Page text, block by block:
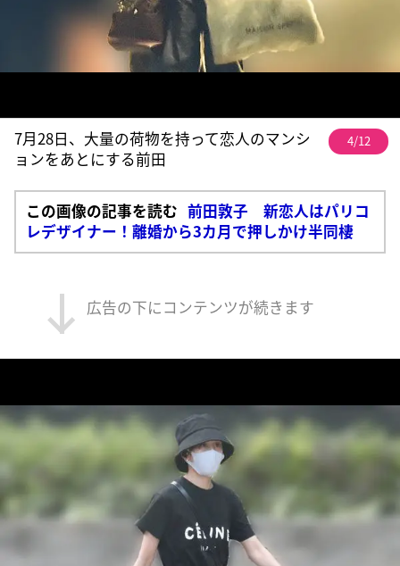
7月28日、大量の荷物を持って恋人のマンシ
ョンをあとにする前田
4/12
この画像の記事を読む 前田敦子 新恋人はパリコ
レデザイナー！離婚から3カ月で押しかけ半同棲
広告の下にコンテンツが続きます